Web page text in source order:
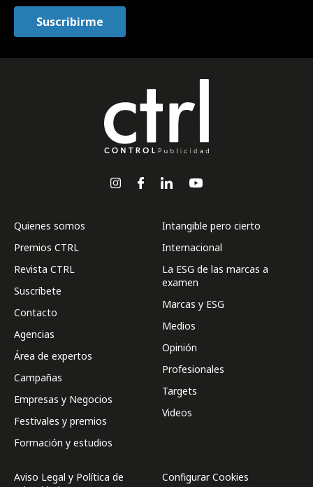
Quienes somos
Premios CTRL
Revista CTRL
Suscríbete
Contacto
Agencias
Área de expertos
Campañas
Empresas y Negocios
Festivales y premios
Formación y estudios
Intangible pero cierto
Internacional
La ESG de las marcas a
examen
Marcas y ESG
Medios
Opinión
Profesionales
Targets
Videos
Aviso Legal y Política de
Configurar Cookies